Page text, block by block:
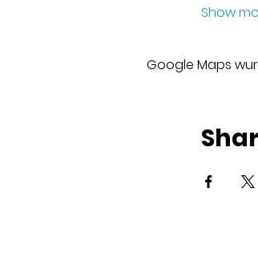
Show
Google Maps